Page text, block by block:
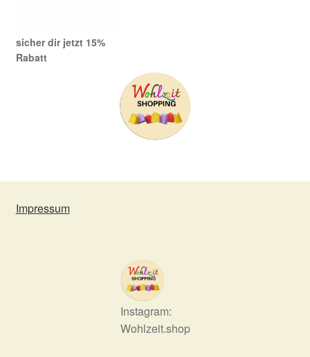
sicher dir jetzt 15%
Rabatt
Impressum
Instagram:
Wohlzeit.shop